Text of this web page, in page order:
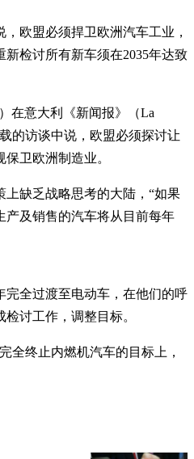
欧盟必须捍卫欧洲汽车工业，
检讨所有新车须在2035年达致
在意大利《新闻报》（La
的访谈中说，欧盟必须探讨让
卫欧洲制造业。
缺乏战略思考的大陆，“如果
产及销售的汽车将从目前每年
完全过渡至电动车，在他们的呼
讨工作，调整目标。
全终止内燃机汽车的目标上，